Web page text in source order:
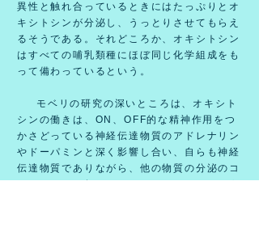
異性と触れ合っているときにはたっぷりとオ
キシトシンが分泌し、うっとりさせてもらえ
るそうである。それどころか、オキシトシン
はすべての哺乳類種にほぼ同じ化学組成をも
って備わっているという。
モベリの研究の深いところは、オキシト
シンの働きは、ON、OFF的な精神作用をつ
かさどっている神経伝達物質のアドレナリン
やドーパミンと深く影響し合い、自らも神経
伝達物質でありながら、他の物質の分泌のコ